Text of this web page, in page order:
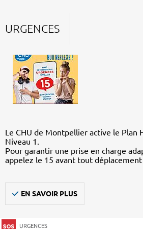
URGENCES
Le CHU de Montpellier active le Plan
Niveau 1.
Pour garantir une prise en charge
appelez le 15 avant tout déplacement
EN SAVOIR PLUS
URGENCES